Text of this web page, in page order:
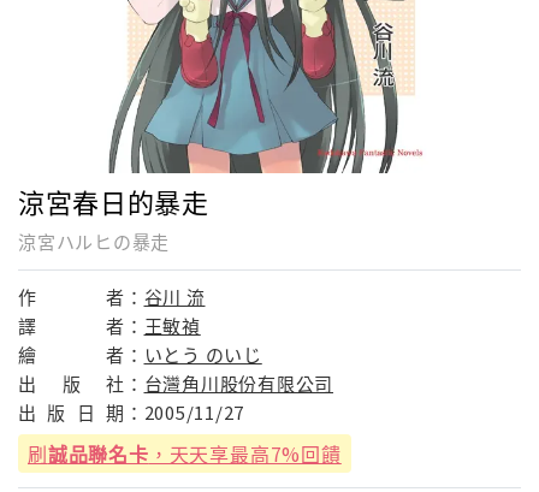
涼宮春日的暴走
涼宮ハルヒの暴走
作 者： 谷川 流
譯
者： 王敏禎
繪
者： いとう のいじ
出
版 社： 台灣角川股份有限公司
出 版 日 期： 2005/11/27
刷誠品聯名卡 ，天天享最高7%回饋